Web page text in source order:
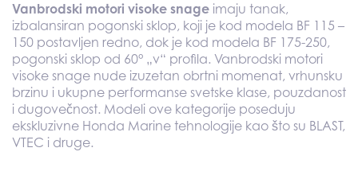
Vanbrodski motori visoke snage imaju tanak,
izbalansiran pogonski sklop, koji je kod modela BF 115 –
150 postavljen redno, dok je kod modela BF 175-250,
pogonski sklop od 60° „v“ profila. Vanbrodski motori
visoke snage nude izuzetan obrtni momenat, vrhunsku
brzinu i ukupne performanse svetske klase, pouzdanost
i dugovečnost. Modeli ove kategorije poseduju
ekskluzivne Honda Marine tehnologije kao što su BLAST,
VTEC i druge.